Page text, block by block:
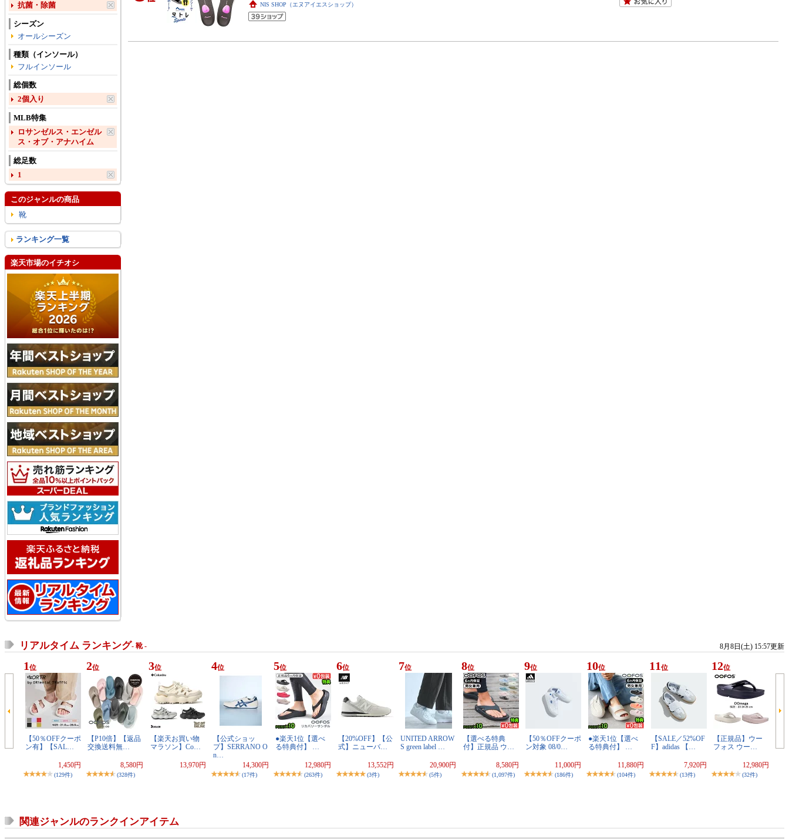
NIS SHOP（エヌアイエスショップ）
抗菌・除菌
シーズン
オールシーズン
種類（インソール）
フルインソール
総個数
2個入り
MLB特集
ロサンゼルス・エンゼル
ス・オブ・アナハイム
総足数
1
このジャンルの商品
靴
ランキング一覧
楽天市場のイチオシ
リアルタイム ランキング- 靴 - 8月8日(土) 15:57更新
1 位
【50％OFFクーポ
ン有】【SAL…
1,450円
(129件)
2位
【P10倍】【返品
交換送料無…
8,580円
(328件)
3位
【楽天お買い物
マラソン】Co…
13,970円
4位
【公式ショッ
プ】SERRANO O
n…
14,300円
(17件)
5位
●楽天1位【選べ
る特典付】 …
12,980円
(263件)
6位
【20%OFF】【公
式】ニューバ…
13,552円
(3件)
7位
UNITED ARROW
S green label …
20,900円
(5件)
8位
【選べる特典
付】正規品 ウ…
8,580円
(1,097件)
9位
【50％OFFクーポ
ン対象 08/0…
11,000円
(186件)
10位
●楽天1位【選べ
る特典付】 …
11,880円
(104件)
11 位
【SALE／52%OF
F】adidas 【…
7,920円
(13件)
12位
【正規品】ウー
フォス ウー…
12,980円
(32件)
関連ジャンルのランクインアイテム